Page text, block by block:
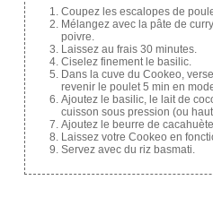
Coupez les escalopes de
Mélangez avec la pâte de
poivre.
Laissez au frais 30 minutes.
Ciselez finement le basilic.
Dans la cuve du Cookeo,
revenir le poulet 5 min en
Ajoutez le basilic, le lait de
cuisson sous pression (ou
Ajoutez le beurre de
Laissez votre Cookeo en
Servez avec du riz basmati.